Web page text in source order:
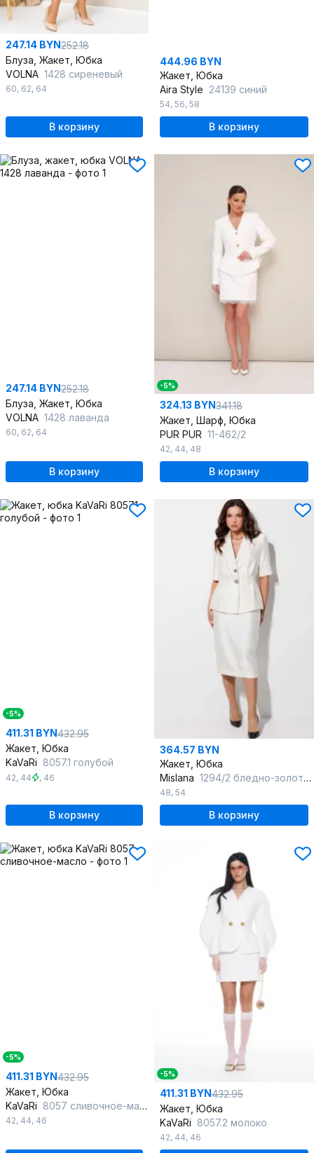
247.14 BYN252.18
Блуза, Жакет, Юбка
VOLNA 1428 сиреневый
60, 62, 64
В корзину
444.96 BYN
Жакет, Юбка
Aira Style 24139 синий
54, 56, 58
В корзину
247.14 BYN252.18
Блуза, Жакет, Юбка
VOLNA 1428 лаванда
60, 62, 64
В корзину
-5%
324.13 BYN341.18
Жакет, Шарф, Юбка
PUR PUR 11-462/2
42, 44, 48
В корзину
-5%
411.31 BYN432.95
Жакет, Юбка
KaVaRi 8057.1 голубой
42, 44 , 46
В корзину
364.57 BYN
Жакет, Юбка
Mislana 1294/2 бледно-золотой
48, 54
В корзину
-5%
411.31 BYN432.95
Жакет, Юбка
KaVaRi 8057 сливочное-масло
42, 44, 46
-5%
411.31 BYN432.95
Жакет, Юбка
KaVaRi 8057.2 молоко
42, 44, 46